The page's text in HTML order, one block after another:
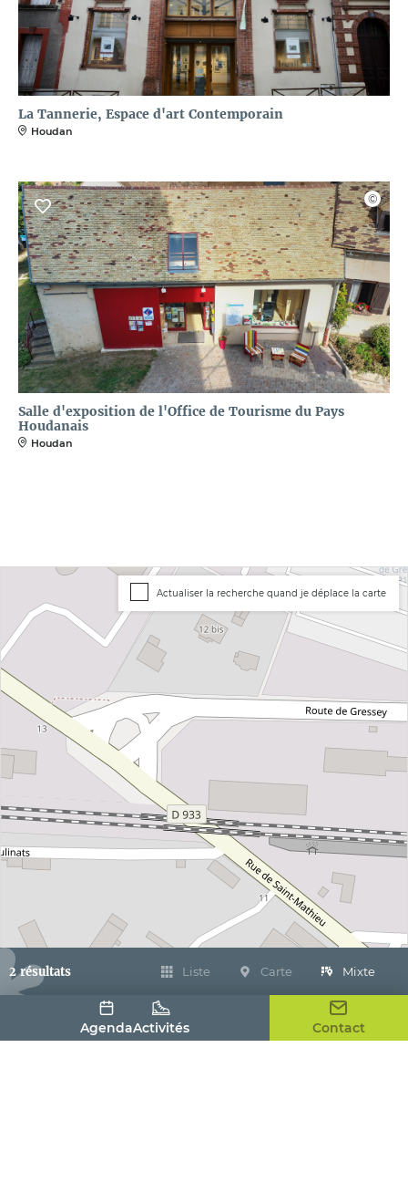
AgendaActivités Contact
La Tannerie, Espace d'art Contemporain
Houdan
Salle d'exposition de l'Office de Tourisme du Pays
Houdanais
Houdan
Actualiser la recherche quand je déplace la carte
2 résultats Liste Carte Mixte